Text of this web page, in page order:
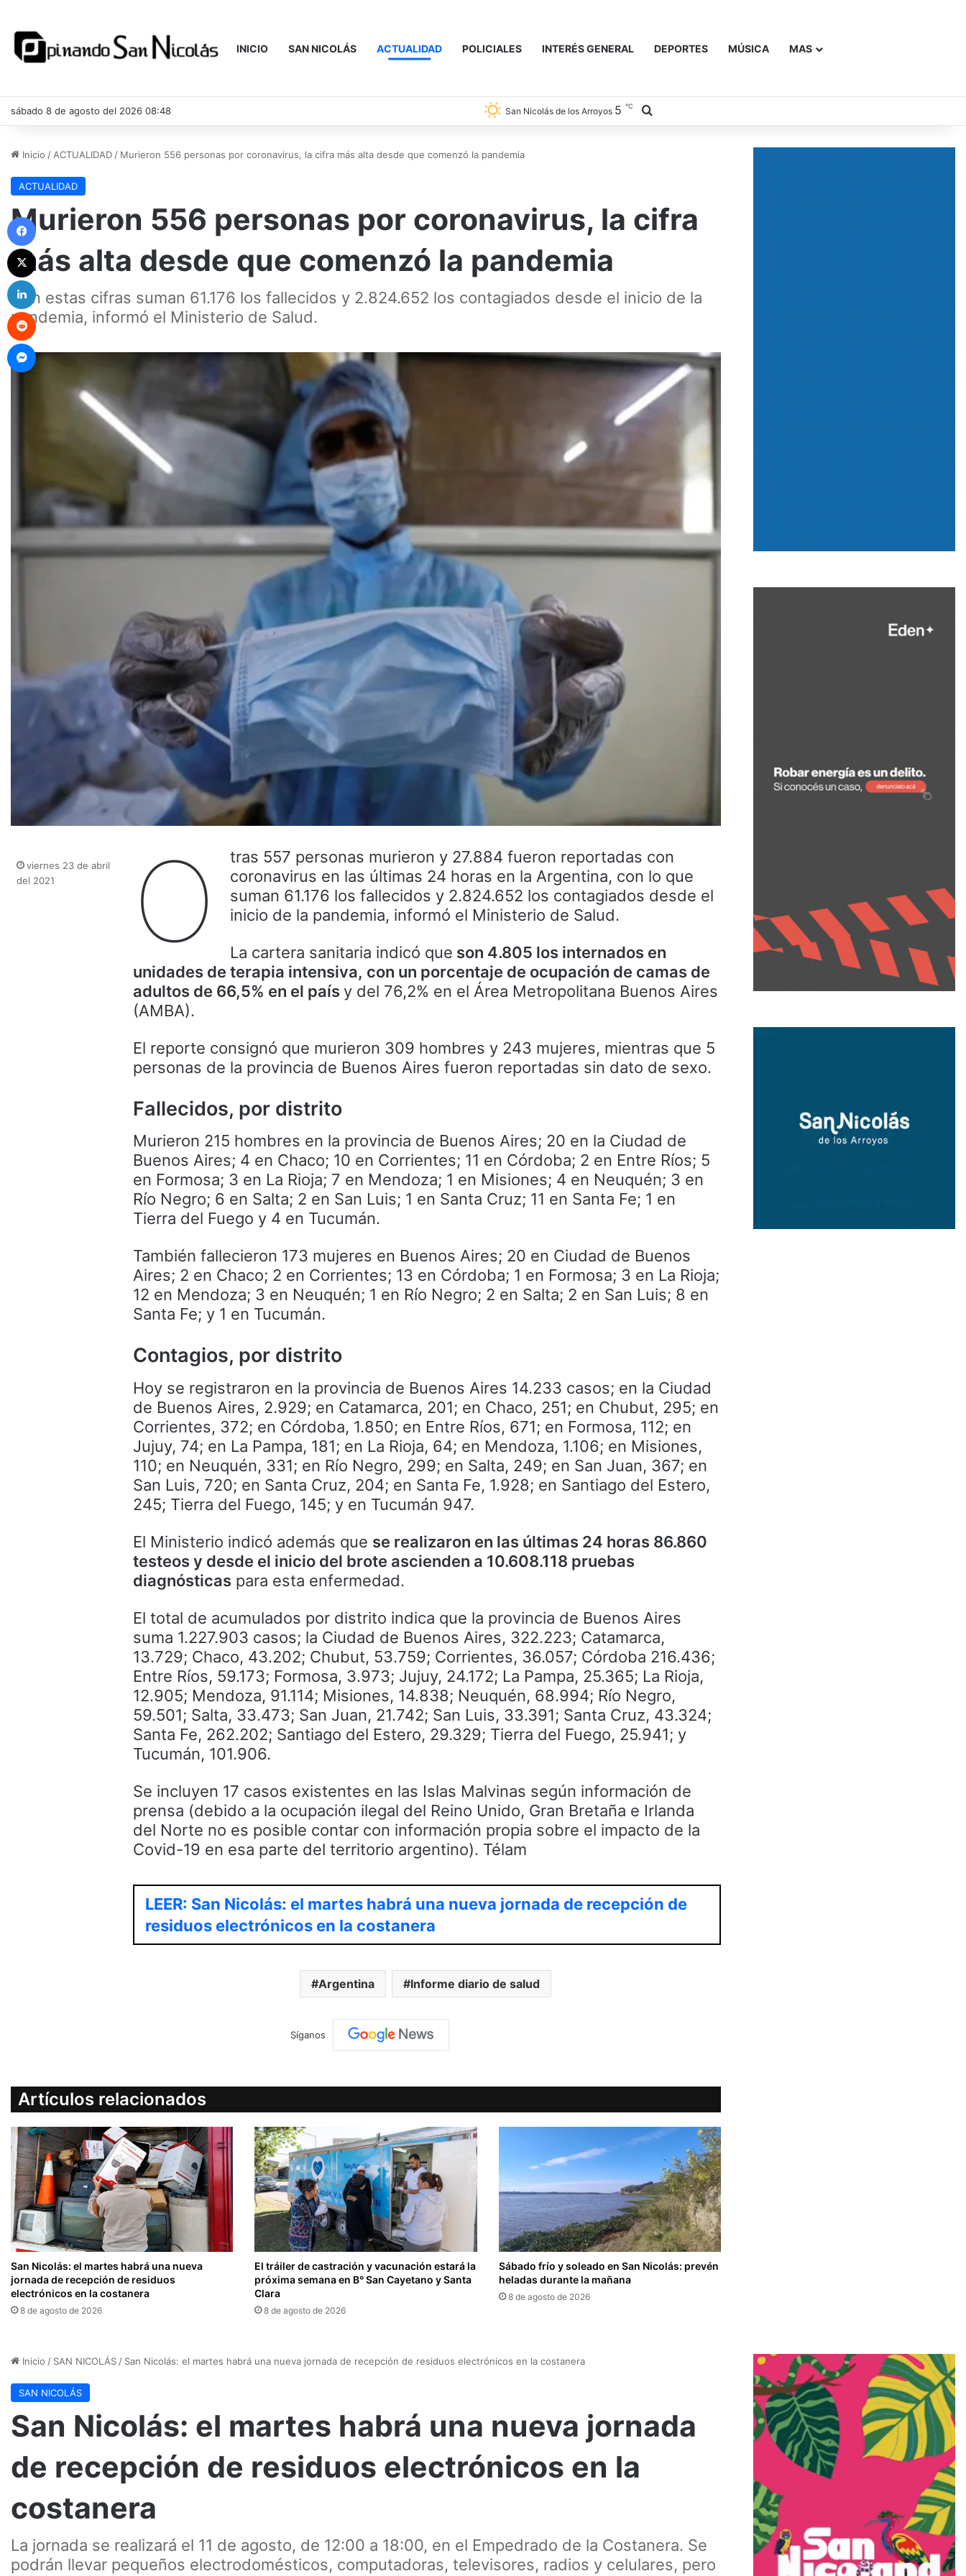
INICIO SAN NICOLÁS ACTUALIDAD POLICIALES INTERÉS GENERAL DEPORTES MÚSICA MAS
sábado 8 de agosto del 2026 08:48 San Nicolás de los Arroyos 5 ℃
Inicio / ACTUALIDAD / Murieron 556 personas por coronavirus, la cifra más alta desde que comenzó la pandemia
ACTUALIDAD
Murieron 556 personas por coronavirus, la cifra
más alta desde que comenzó la pandemia
Con estas cifras suman 61.176 los fallecidos y 2.824.652 los contagiados desde el inicio de la
pandemia, informó el Ministerio de Salud.
O
tras 557 personas murieron y 27.884 fueron reportadas con
coronavirus en las últimas 24 horas en la Argentina, con lo que
suman 61.176 los fallecidos y 2.824.652 los contagiados desde el
inicio de la pandemia, informó el Ministerio de Salud.
La cartera sanitaria indicó que son 4.805 los internados en
unidades de terapia intensiva, con un porcentaje de ocupación de camas de
adultos de 66,5% en el país y del 76,2% en el Área Metropolitana Buenos Aires
(AMBA).
El reporte consignó que murieron 309 hombres y 243 mujeres, mientras que 5
personas de la provincia de Buenos Aires fueron reportadas sin dato de sexo.
Fallecidos, por distrito
Murieron 215 hombres en la provincia de Buenos Aires; 20 en la Ciudad de
Buenos Aires; 4 en Chaco; 10 en Corrientes; 11 en Córdoba; 2 en Entre Ríos; 5
en Formosa; 3 en La Rioja; 7 en Mendoza; 1 en Misiones; 4 en Neuquén; 3 en
Río Negro; 6 en Salta; 2 en San Luis; 1 en Santa Cruz; 11 en Santa Fe; 1 en
Tierra del Fuego y 4 en Tucumán.
También fallecieron 173 mujeres en Buenos Aires; 20 en Ciudad de Buenos
Aires; 2 en Chaco; 2 en Corrientes; 13 en Córdoba; 1 en Formosa; 3 en La Rioja;
12 en Mendoza; 3 en Neuquén; 1 en Río Negro; 2 en Salta; 2 en San Luis; 8 en
Santa Fe; y 1 en Tucumán.
Contagios, por distrito
Hoy se registraron en la provincia de Buenos Aires 14.233 casos; en la Ciudad
de Buenos Aires, 2.929; en Catamarca, 201; en Chaco, 251; en Chubut, 295; en
Corrientes, 372; en Córdoba, 1.850; en Entre Ríos, 671; en Formosa, 112; en
Jujuy, 74; en La Pampa, 181; en La Rioja, 64; en Mendoza, 1.106; en Misiones,
110; en Neuquén, 331; en Río Negro, 299; en Salta, 249; en San Juan, 367; en
San Luis, 720; en Santa Cruz, 204; en Santa Fe, 1.928; en Santiago del Estero,
245; Tierra del Fuego, 145; y en Tucumán 947.
El Ministerio indicó además que se realizaron en las últimas 24 horas 86.860
testeos y desde el inicio del brote ascienden a 10.608.118 pruebas
diagnósticas para esta enfermedad.
El total de acumulados por distrito indica que la provincia de Buenos Aires
suma 1.227.903 casos; la Ciudad de Buenos Aires, 322.223; Catamarca,
13.729; Chaco, 43.202; Chubut, 53.759; Corrientes, 36.057; Córdoba 216.436;
Entre Ríos, 59.173; Formosa, 3.973; Jujuy, 24.172; La Pampa, 25.365; La Rioja,
12.905; Mendoza, 91.114; Misiones, 14.838; Neuquén, 68.994; Río Negro,
59.501; Salta, 33.473; San Juan, 21.742; San Luis, 33.391; Santa Cruz, 43.324;
Santa Fe, 262.202; Santiago del Estero, 29.329; Tierra del Fuego, 25.941; y
Tucumán, 101.906.
Se incluyen 17 casos existentes en las Islas Malvinas según información de
prensa (debido a la ocupación ilegal del Reino Unido, Gran Bretaña e Irlanda
del Norte no es posible contar con información propia sobre el impacto de la
Covid-19 en esa parte del territorio argentino). Télam
LEER: San Nicolás: el martes habrá una nueva jornada de recepción de
residuos electrónicos en la costanera
Argentina Informe diario de salud
viernes 23 de abril
del 2021
Síganos
Artículos relacionados
San Nicolás: el martes habrá una nueva
jornada de recepción de residuos
electrónicos en la costanera
8 de agosto de 2026
El tráiler de castración y vacunación estará la
próxima semana en B° San Cayetano y Santa
Clara
8 de agosto de 2026
Sábado frío y soleado en San Nicolás: prevén
heladas durante la mañana
8 de agosto de 2026
Facebook
Reddit